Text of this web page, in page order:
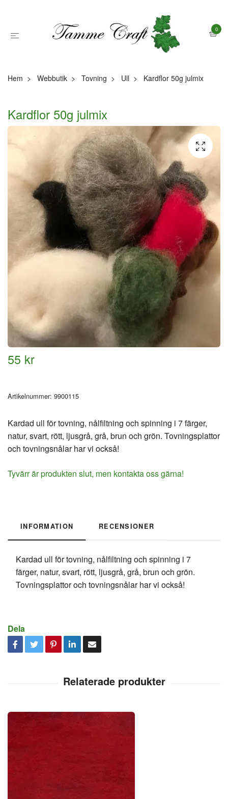
0
Hem Webbutik Tovning Ull Kardflor 50g julmix
Kardflor 50g julmix
55 kr
Artikelnummer: 9900115
Kardad ull för tovning, nålfiltning och spinning i 7 färger,
natur, svart, rött, ljusgrå, grå, brun och grön. Tovningsplattor
och tovningsnålar har vi också!
Tyvärr är produkten slut, men kontakta oss gärna!
INFORMATION RECENSIONER
Kardad ull för tovning, nålfiltning och spinning i 7
färger, natur, svart, rött, ljusgrå, grå, brun och grön.
Tovningsplattor och tovningsnålar har vi också!
Dela